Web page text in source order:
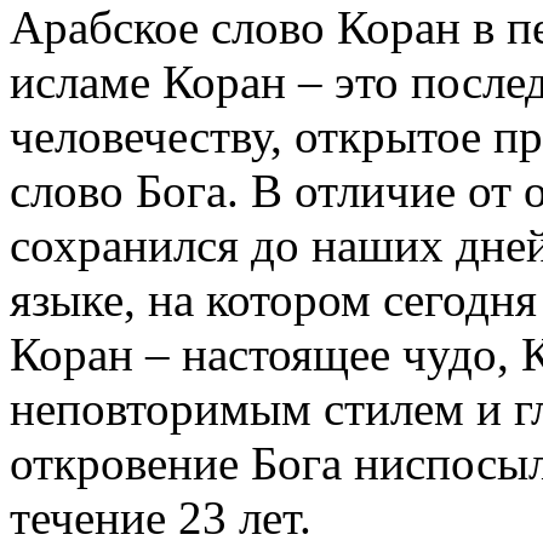
Арабское слово Коран в
исламе Коран – это
человечеству, открытое
слово Бога. В отличие от
сохранился до наших
языке, на котором
Коран – настоящее чудо,
неповторимым стилем и
откровение Бога
течение 23 лет.